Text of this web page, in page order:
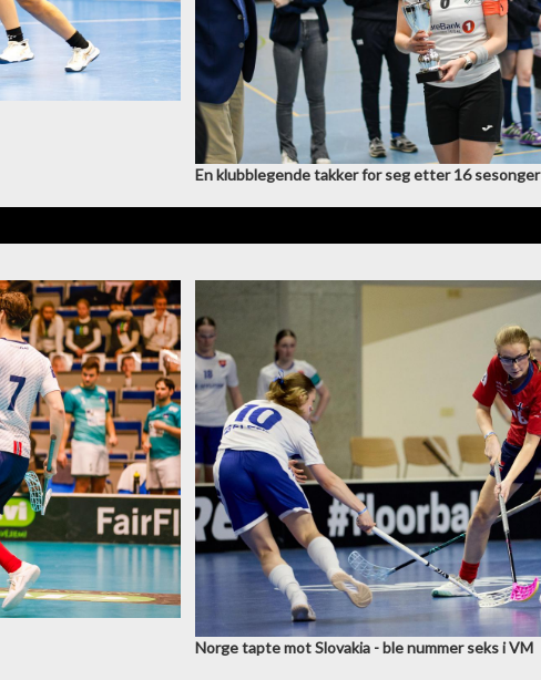
En klubblegende takker for seg etter 16 sesonger
Norge tapte mot Slovakia - ble nummer seks i VM